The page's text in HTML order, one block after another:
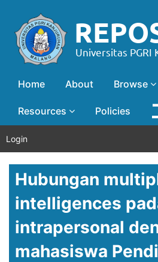
Home About Browse
Resources Policies
Login
Hubungan
intelligences
intrapersonal
mahasiswa